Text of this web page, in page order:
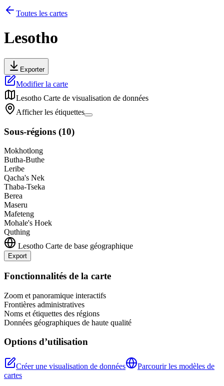
Toutes les cartes
Lesotho
Exporter
Modifier la carte
Lesotho Carte de visualisation de données
Afficher les étiquettes
Sous-régions (10)
Mokhotlong
Butha-Buthe
Leribe
Qacha's Nek
Thaba-Tseka
Berea
Maseru
Mafeteng
Mohale's Hoek
Quthing
Lesotho Carte de base géographique
Export
+
Fonctionnalités de la carte
Zoom et panoramique interactifs
Frontières administratives
Noms et étiquettes des régions
Données géographiques de haute qualité
Options d’utilisation
Créer une visualisation de données
Parcourir les modèles de
cartes